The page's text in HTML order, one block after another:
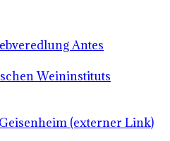
Antes
Weininstituts
(externer Link)